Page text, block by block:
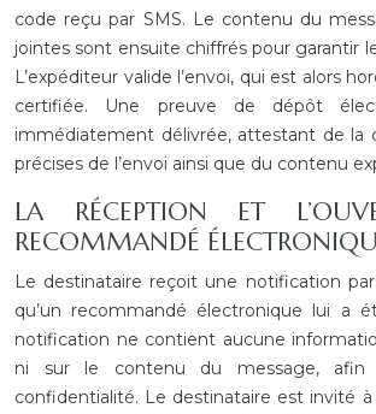
code reçu par SMS. Le contenu du
jointes sont ensuite chiffrés pour garantir
L’expéditeur valide l’envoi, qui est alors
certifiée. Une preuve de dépôt
immédiatement délivrée, attestant de la
précises de l’envoi ainsi que du contenu
LA RÉCEPTION ET
RECOMMANDÉ
Le destinataire reçoit une notification
qu’un recommandé électronique lui a
notification ne contient aucune
ni sur le contenu du message, afin
confidentialité. Le destinataire est invité